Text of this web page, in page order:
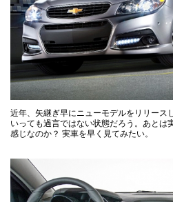
近年、矢継ぎ早にニューモデルをリリース
いっても過言ではない状態だろう。あとは
感じなのか？ 実車を早く見てみたい。